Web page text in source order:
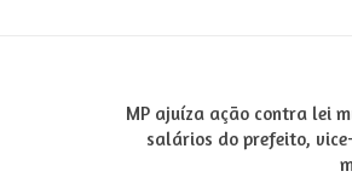
MP ajuíza ação contra lei
salários do prefeito,